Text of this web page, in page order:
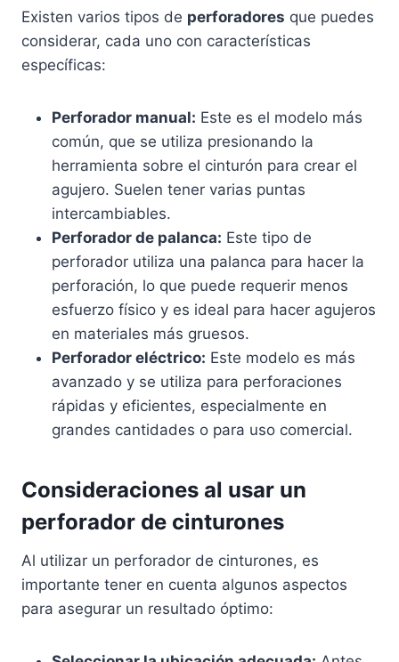
Existen varios tipos de perforadores que puedes
considerar, cada uno con características
específicas:
Perforador manual: Este es el modelo más
común, que se utiliza presionando la
herramienta sobre el cinturón para crear el
agujero. Suelen tener varias puntas
intercambiables.
Perforador de palanca: Este tipo de
perforador utiliza una palanca para hacer la
perforación, lo que puede requerir menos
esfuerzo físico y es ideal para hacer agujeros
en materiales más gruesos.
Perforador eléctrico: Este modelo es más
avanzado y se utiliza para perforaciones
rápidas y eficientes, especialmente en
grandes cantidades o para uso comercial.
Consideraciones al usar un
perforador de cinturones
Al utilizar un perforador de cinturones, es
importante tener en cuenta algunos aspectos
para asegurar un resultado óptimo: